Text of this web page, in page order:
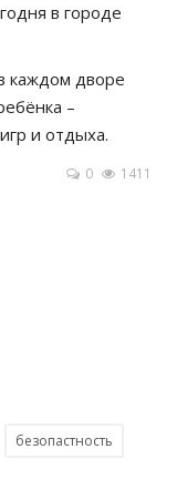
в городе
каждом дворе
–
и отдыха.
0 1411
безопастность